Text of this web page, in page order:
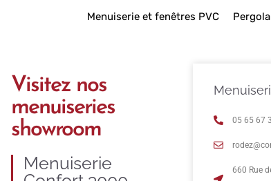
Menuiserie et fenêtres PVC
Visitez nos
menuiseries
showroom
Menuiserie
05 65 67
660 Rue